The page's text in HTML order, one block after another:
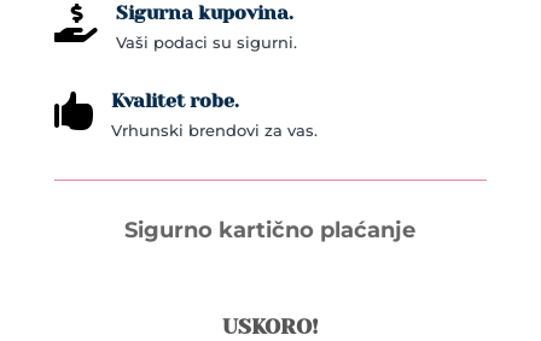
 Sigurna kupovina.
Vaši podaci su sigurni.
 Kvalitet robe.
Vrhunski brendovi za vas.
Sigurno kartično plaćanje
USKORO!